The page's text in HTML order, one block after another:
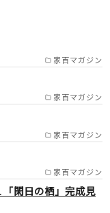
市/大
/守口市/ 家百マガジン
家百マガジン
家百マガジン
家百マガジン
「閑日の栖」完成見